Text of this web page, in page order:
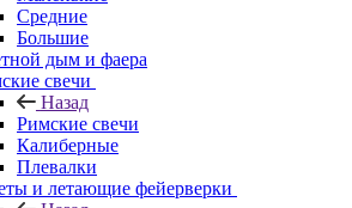
Средние
Большие
дым и фаера
свечи
Назад
Римские свечи
Калиберные
Плевалки
и летающие фейерверки